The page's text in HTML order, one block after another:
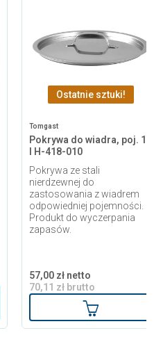
Ostatnie sztuki!
Tomgast
Pokrywa do wiadra, poj. 10
l H-418-010
Pokrywa ze stali
nierdzewnej do
zastosowania z wiadrem
odpowiedniej pojemności.
Produkt do wyczerpania
zapasów.
57,00 zł netto
70,11 zł brutto
Dodaj do